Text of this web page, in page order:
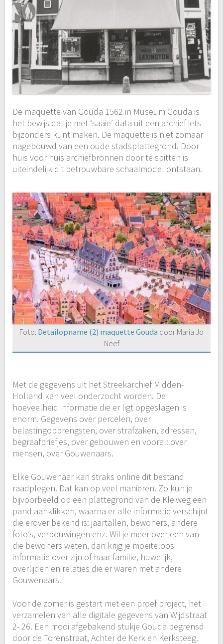
De maquette van Gouda 1562 in Museum Gouda is
het bewijs dat je met ‘saaie’ data uit een archief iets
bijzonders kunt maken. De maquette is niet zomaar
nagebouwd van een oude stadsplattegrond. Door
huis voor huis archiefbronnen door te spitten is
uiteindelijk dit betrouwbare schaalmodel ontstaan.
Foto: Detailopname (2) maquette Gouda door Maria Jo
Neef
Met de gegevens uit het Streekarchief Midden-
Holland kan veel onderzocht worden. De
hoeveelheid informatie die er ligt opgeslagen is
enorm. Gegevens over percelen, over
belastingopbrengsten, over strafzaken, adressen,
begraafbriefjes, over gebouwen en vooral: over
mensen, over Gouwenaars.
Elke Gouwenaar kan straks online dit bestand
raadplegen. Dat kan op veel manieren. Zo kun je
bijvoorbeeld op een plattegrond van de Kleiweg een
pand aanklikken, waarna er alle informatie verschijnt
die erover bekend is: jaartallen, bewoners, andere
foto’s, verbouwingen enz. Wil je meer over een van
die bewoners weten, dan krijg je moeiteloos
informatie over zijn of haar familie, huwelijk,
overlijden en relaties die er waren met andere
Gouwenaars.
Voor de zomer is gestart met een proef project, het
verzamelen van alle digitale gegevens van Wijdstraat
2- 26. Een mooi afgebakend stukje Gouda begrensd
door de Torenstraat, Achter de Kerk en Kerksteeg.